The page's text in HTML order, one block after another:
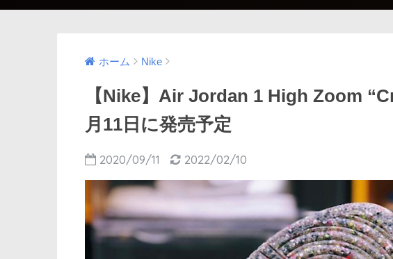
ホーム Nike
【Nike】Air Jordan 1 High Zoom
月11日に発売予定
2020/09/11 2022/02/10